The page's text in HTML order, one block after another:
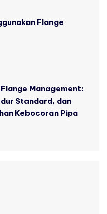
Flange
Management:
Standard, dan
Kebocoran Pipa